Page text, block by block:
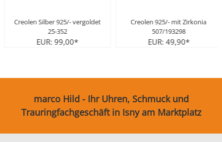
Silber 925/- vergoldet
EUR: 99,00*
Creolen 925/- mit Zirkonia
507/193298
EUR: 49,90*
marco Hild - Ihr Uhren, Schmuck und
Trauringfachgeschäft in Isny am Marktplatz